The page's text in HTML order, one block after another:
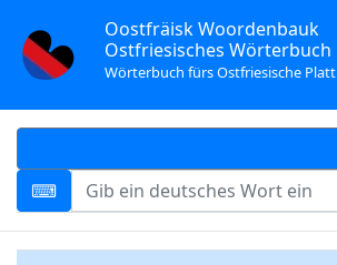
Oostfräisk Woordenbauk
Ostfriesisches Wörterbuch
Wörterbuch fürs Ostfriesische Platt